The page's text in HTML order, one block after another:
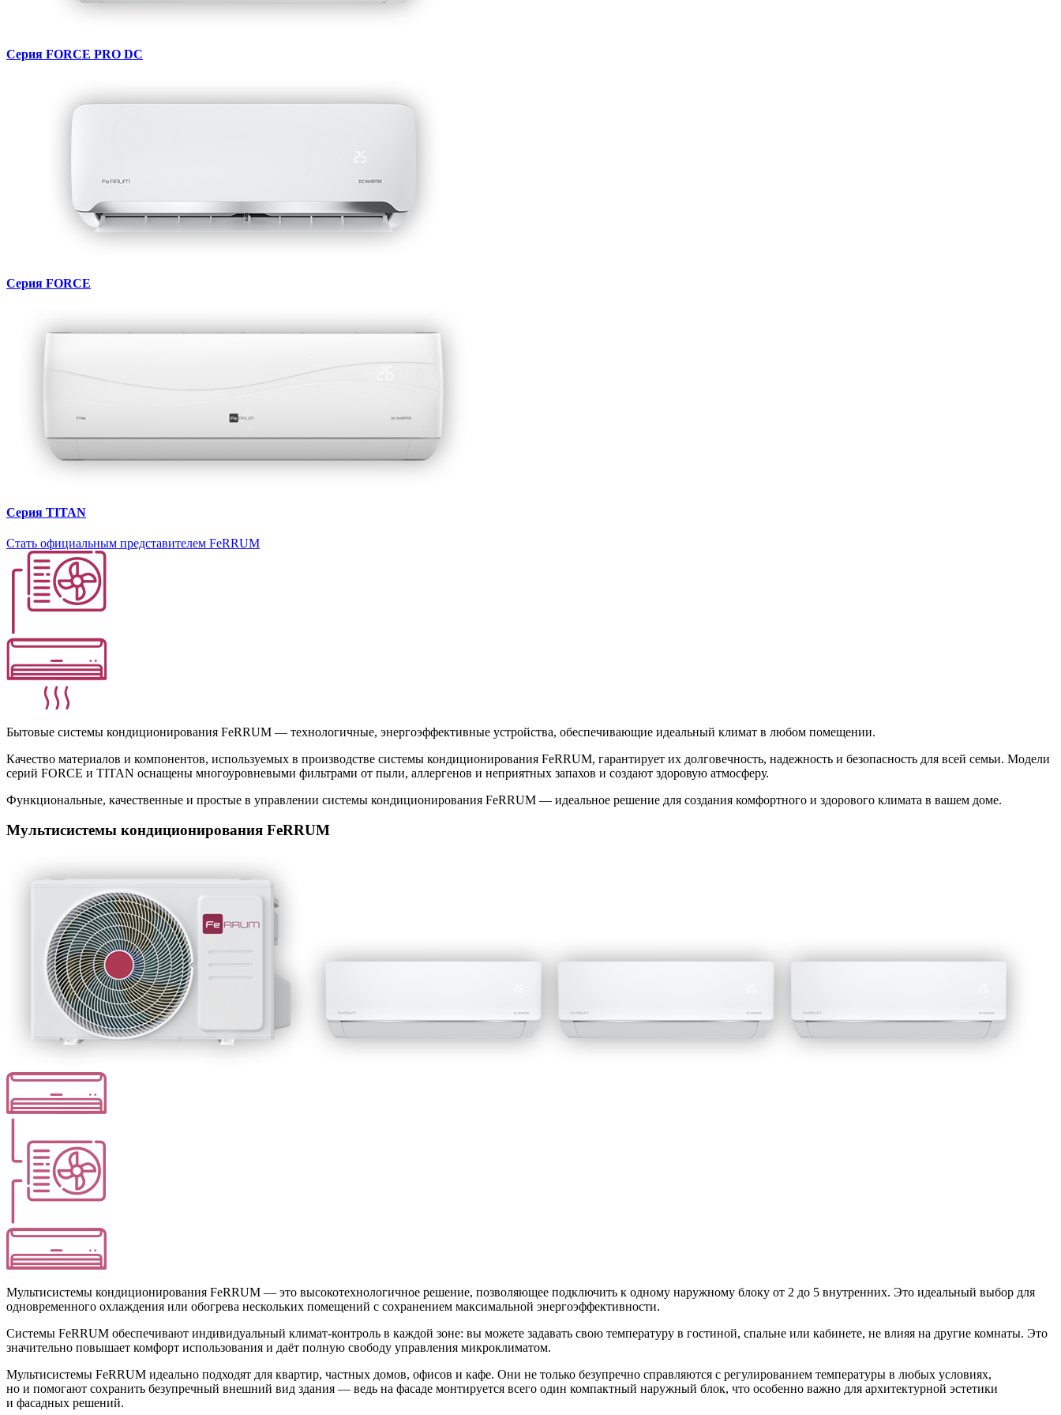
Серия FORCE PRO DC
Серия FORCE
Серия TITAN
Cтать официальным представителем FeRRUM
Бытовые системы кондиционирования FeRRUM — технологичные, энергоэффективные устройства, обеспечивающие идеальный климат в любом помещении.
Качество материалов и компонентов, используемых в производстве системы кондиционирования FeRRUM, гарантирует их долговечность, надежность и безопасность для всей семьи. Модели
серий FORCE и TITAN оснащены многоуровневыми фильтрами от пыли, аллергенов и неприятных запахов и создают здоровую атмосферу.
Функциональные, качественные и простые в управлении системы кондиционирования FeRRUM — идеальное решение для создания комфортного и здорового климата в вашем доме.
Мультисистемы кондиционирования FeRRUM
Мультисистемы кондиционирования FeRRUM — это высокотехнологичное решение, позволяющее подключить к одному наружному блоку от 2 до 5 внутренних. Это идеальный выбор для
одновременного охлаждения или обогрева нескольких помещений с сохранением максимальной энергоэффективности.
Системы FeRRUM обеспечивают индивидуальный климат-контроль в каждой зоне: вы можете задавать свою температуру в гостиной, спальне или кабинете, не влияя на другие комнаты. Это
значительно повышает комфорт использования и даёт полную свободу управления микроклиматом.
Мультисистемы FeRRUM идеально подходят для квартир, частных домов, офисов и кафе. Они не только безупречно справляются с регулированием температуры в любых условиях,
но и помогают сохранить безупречный внешний вид здания — ведь на фасаде монтируется всего один компактный наружный блок, что особенно важно для архитектурной эстетики
и фасадных решений.